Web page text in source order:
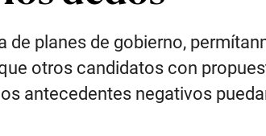
de planes de gobierno,
otros candidatos con
antecedentes negativos